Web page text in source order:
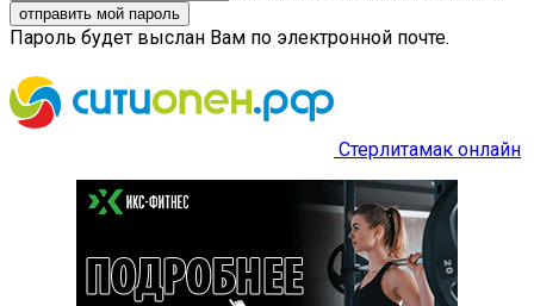
Пароль будет выслан Вам по электронной почте.
Стерлитамак онлайн